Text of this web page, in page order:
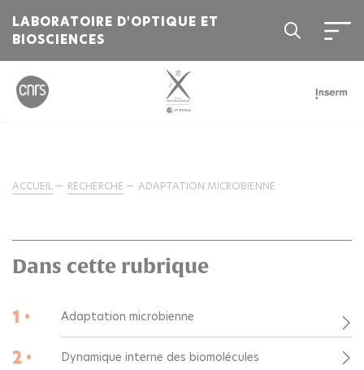
LABORATOIRE D'OPTIQUE ET
BIOSCIENCES
ACCUEIL RECHERCHE ADAPTATION MICROBIENNE
Dans cette rubrique
1 • Adaptation microbienne
2 • Dynamique interne des biomolécules